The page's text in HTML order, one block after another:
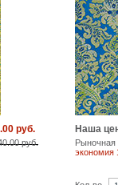
руб.
руб.
Наша
экономия